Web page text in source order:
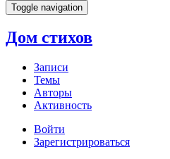
Toggle navigation
Дом стихов
Записи
Темы
Авторы
Активность
Войти
Зарегистрироваться